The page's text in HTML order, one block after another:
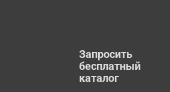
Запросить
бесплатный
каталог